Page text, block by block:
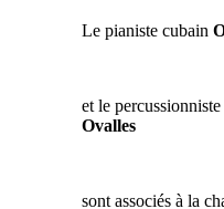
Le pianiste cubain
et le
Ovalles
sont associés à la